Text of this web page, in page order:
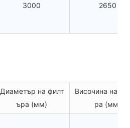
3000 2650
Диаметър на филт
ъра (мм)
Височина на
ра (мм)